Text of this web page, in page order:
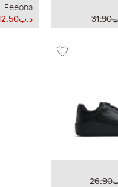
Feeona
د.ب12.50